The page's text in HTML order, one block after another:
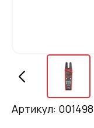
Артикул: 001498